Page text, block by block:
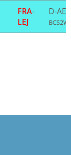
FRA-
LEJ
D-